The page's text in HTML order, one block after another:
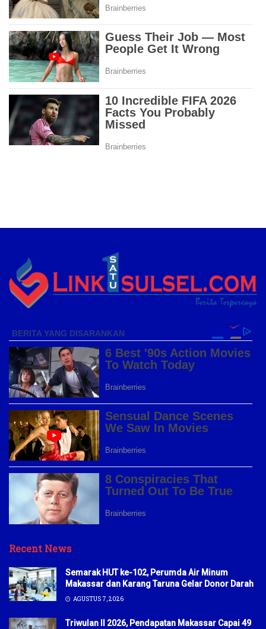
Recent News
Semarak HUT ke-102, Perumda Air Minum
Makassar dan Karang Taruna Gelar Donor Darah
AGUSTUS 7, 2026
Triwulan II 2026, Pendapatan Makassar Capai 49